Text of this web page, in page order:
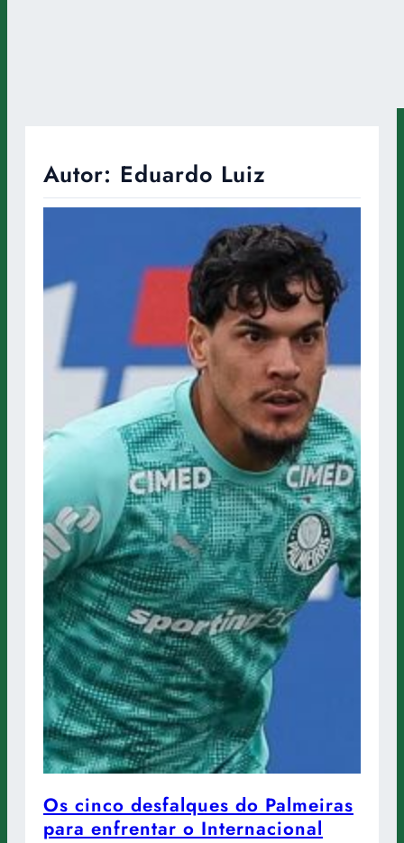
Autor: Eduardo Luiz
Os cinco desfalques do Palmeiras
para enfrentar o Internacional